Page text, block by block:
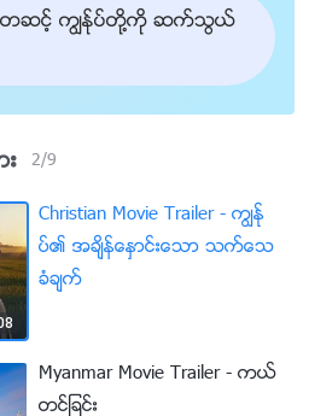
မွတဆင့္ ကြၽန္ုပ္တို႔ကို ဆက္သြယ္
2/9
Christian Movie Trailer - ကြၽန္ု
ပ္၏ အခ်ိန္ေႏွာင္းေသာ သက္ေသ
ခံခ်က္
Myanmar Movie Trailer - ကယ္
တင္ျခင္း